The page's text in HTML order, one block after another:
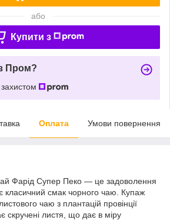
або
Купити з
Пром?
Оплата Умови повернення
Фарід Супер Пеко — це задоволення
класичний смак чорного чаю. Купаж
чаю з плантацій провінції
скручені листя, що дає в міру